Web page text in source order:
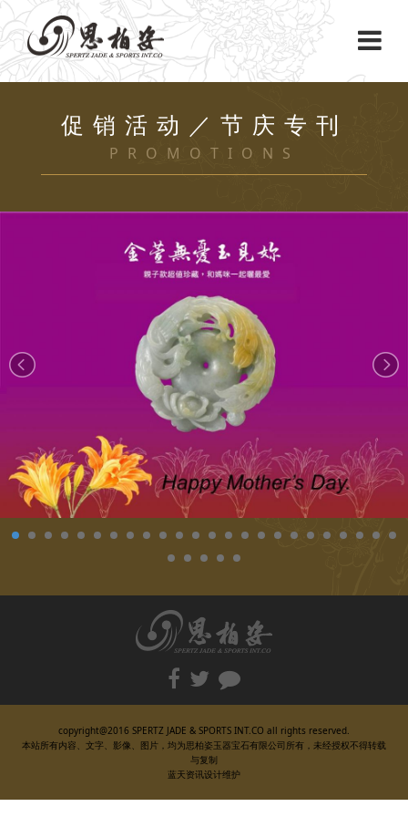
促销活动／节庆专刊
PROMOTIONS
copyright@2016 SPERTZ JADE & SPORTS INT.CO all rights reserved.
本站所有内容、文字、影像、图片，均为思柏姿玉器宝石有限公司所有，未经授权不得转载
与复制
蓝天资讯设计维护